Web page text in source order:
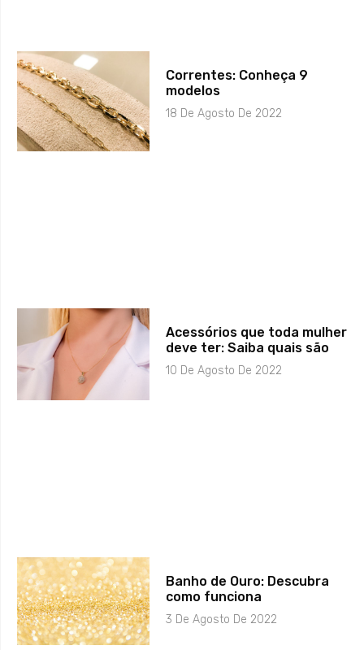
Correntes: Conheça 9
modelos
18 De Agosto De 2022
Acessórios que toda mulher
deve ter: Saiba quais são
10 De Agosto De 2022
Banho de Ouro: Descubra
como funciona
3 De Agosto De 2022